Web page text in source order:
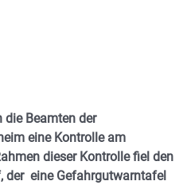
Beamten der
eine Kontrolle am
dieser Kontrolle fiel den
der eine Gefahrgutwarntafel